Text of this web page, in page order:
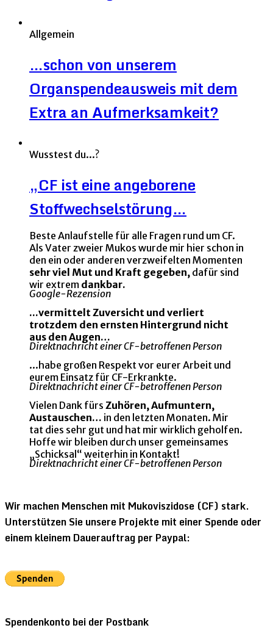
Allgemein
…schon von unserem
Organspendeausweis mit dem
Extra an Aufmerksamkeit?
Wusstest du...?
„CF ist eine angeborene
Stoffwechselstörung…
Beste Anlaufstelle für alle Fragen rund um CF.
Als Vater zweier Mukos wurde mir hier schon in
den ein oder anderen verzweifelten Momenten
sehr viel Mut und Kraft gegeben, dafür sind
wir extrem dankbar.
Google-Rezension
...vermittelt Zuversicht und verliert
trotzdem den ernsten Hintergrund nicht
aus den Augen…
Direktnachricht einer CF-betroffenen Person
...habe großen Respekt vor eurer Arbeit und
eurem Einsatz für CF-Erkrankte.
Direktnachricht einer CF-betroffenen Person
Vielen Dank fürs Zuhören, Aufmuntern,
Austauschen… in den letzten Monaten. Mir
tat dies sehr gut und hat mir wirklich geholfen.
Hoffe wir bleiben durch unser gemeinsames
„Schicksal“ weiterhin in Kontakt!
Direktnachricht einer CF-betroffenen Person
Wir machen Menschen mit Mukoviszidose (CF) stark.
Unterstützen Sie unsere Projekte mit einer Spende oder
einem kleinem Dauerauftrag per Paypal:
Spendenkonto bei der Postbank